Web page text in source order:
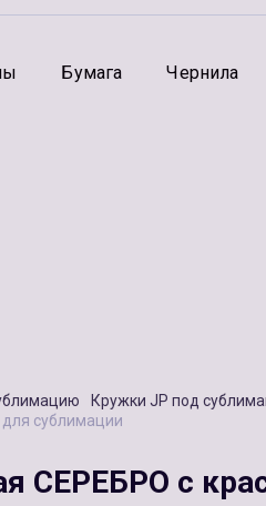
Бумага Чернила
Кружки JP под
сублимации
СЕРЕБРО с